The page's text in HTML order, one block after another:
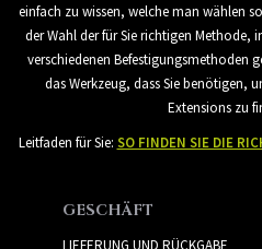
einfach zu wissen, welche man wählen
der Wahl der für Sie richtigen Methode,
verschiedenen Befestigungsmethoden
das Werkzeug, dass Sie benötigen,
Extensions zu
Leitfaden für Sie: SO FINDEN SIE DIE
GESCHÄFT
LIEFERUNG UND RÜCKGABE